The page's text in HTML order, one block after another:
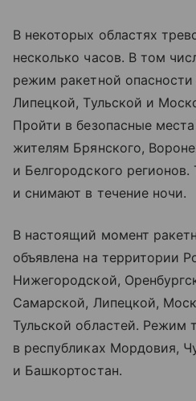
В некоторых областях
несколько часов. В том
режим ракетной
Липецкой, Тульской и
Пройти в безопасные
жителям Брянского,
и Белгородского регионов.
и снимают в течение ночи.
В настоящий момент
объявлена на территории
Нижегородской,
Самарской, Липецкой,
Тульской областей. Режим
в республиках Мордовия,
и Башкортостан.